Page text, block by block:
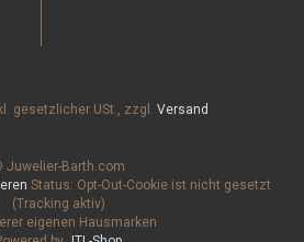
gesetzlicher USt., zzgl. Versand
Juwelier-Barth.com
Status: Opt-Out-Cookie ist nicht gesetzt
(Tracking aktiv)
eigenen Hausmarken